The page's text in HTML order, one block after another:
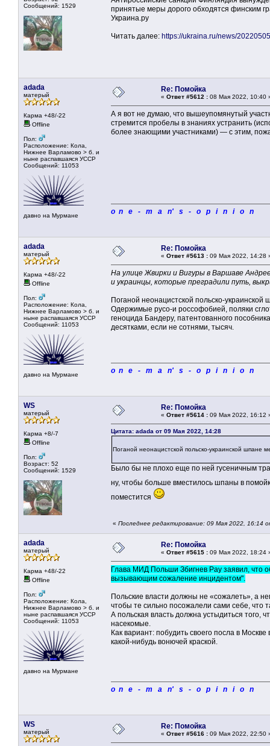
Сообщений: 1529
принятые меры дорого обходятся финским
Украина.ру
Читать далее: https://ukraina.ru/news/
adada
матерый
Карма +48/-22
Offline
Пол:
Расположение: Кола,
Нижнее Варламово > б. и
ныне распавшаяся УССР
Сообщений: 11053
давно на Мурмане
Re: Помойка
« Ответ #5612 : 08 Мая 2022, 10:40
А я вот не думаю, что вышеупомянутый
стремится пробелы в знаниях устранить
более знающими участниками) — с этим,
o n e - m a n' s - o p i n i o n
adada
матерый
Карма +48/-22
Offline
Пол:
Расположение: Кола,
Нижнее Варламово > б. и
ныне распавшаяся УССР
Сообщений: 11053
давно на Мурмане
Re: Помойка
« Ответ #5613 : 09 Мая 2022, 14:28
На улице Жвирки и Вигуры в Варшаве
и украинцы, которые преградили путь,
Поганой неонацистской польско-
Одержимые русо-и россофобией, поляки
геноцида Бандеру, патентованного
десятками, если не сотнями, тысяч.
o n e - m a n' s - o p i n i o n
WS
матерый
Карма +8/-7
Offline
Пол:
Возраст: 52
Сообщений: 1529
Re: Помойка
« Ответ #5614 : 09 Мая 2022, 16:12
Цитата: adada от 09 Мая 2022, 14:28
Поганой неонацистской польско-украинской шпане
Было бы не плохо еще по ней гусеничным
ну, чтобы больше вместилось шпаны в
поместится
« Последнее редактирование: 09 Мая 2022, 16:14
adada
матерый
Карма +48/-22
Offline
Пол:
Расположение: Кола,
Нижнее Варламово > б. и
ныне распавшаяся УССР
Сообщений: 11053
давно на Мурмане
Re: Помойка
« Ответ #5615 : 09 Мая 2022, 18:24
Глава МИД Польши Збигнев Рау заявил, что
вызывающим сожаление инцидентом".
Польские власти должны не «сожалеть», а
чтобы те сильно посожалели сами себе, что
А польская власть должна устыдиться того,
насекомые.
Как вариант: побудить своего посла в
какой-нибудь вонючей краской.
o n e - m a n' s - o p i n i o n
WS
матерый
Re: Помойка
« Ответ #5616 : 09 Мая 2022, 22:50